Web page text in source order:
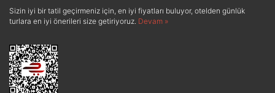
Sizin iyi bir tatil geçirmeniz için, en iyi fiyatları buluyor, otelden günlük
turlara en iyi önerileri size getiriyoruz. Devam »